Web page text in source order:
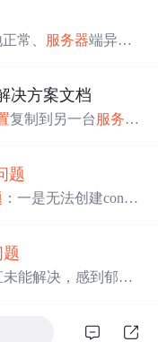
常、 服务器端异
文件。
决方案文档
复制到另一台 服务器
方案，最后提供常见
题
：一是无法创建conda
下下载包并上传到
题
未能解决，感到郁